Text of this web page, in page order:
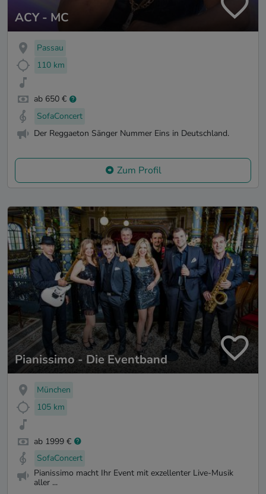
ACY - MC
Passau
110 km
ab 650 €
SofaConcert
Der Reggaeton Sänger Nummer Eins in Deutschland.
Zum Profil
Pianissimo - Die Eventband
München
105 km
ab 1999 €
SofaConcert
Pianissimo macht Ihr Event mit exzellenter Live-Musik
aller ...